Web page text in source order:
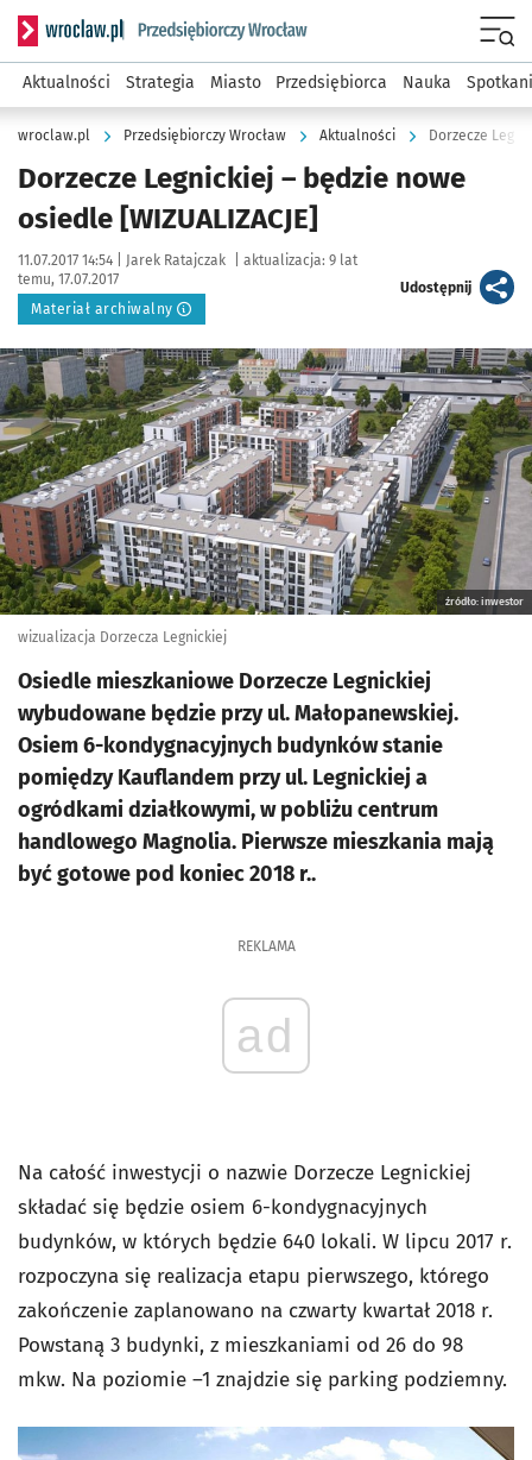
Serwis informacyjny wroclaw.pl podserwis: Strategia
Aktualności Strategia Miasto Przedsiębiorca Nauka
wroclaw.pl Przedsiębiorczy Wrocław Aktualności Dorzecze
Dorzecze Legnickiej – będzie nowe
osiedle [WIZUALIZACJE]
Data publikacji:
11.07.2017 14:54 | Autor:
Jarek Ratajczak aktualizacja: 9 lat
temu, 17.07.2017
Materiał archiwalny
Udostępnijartykuł
Kliknij, aby powiększyć
źródło: inwestor
wizualizacja Dorzecza Legnickiej
Osiedle mieszkaniowe Dorzecze Legnickiej
wybudowane będzie przy ul. Małopanewskiej.
Osiem 6-kondygnacyjnych budynków stanie
pomiędzy Kauflandem przy ul. Legnickiej a
ogródkami działkowymi, w pobliżu centrum
handlowego Magnolia. Pierwsze mieszkania mają
być gotowe pod koniec 2018 r..
REKLAMA
ad
Na całość inwestycji o nazwie Dorzecze Legnickiej
składać się będzie osiem 6-kondygnacyjnych
budynków, w których będzie 640 lokali. W lipcu 2017 r.
rozpoczyna się realizacja etapu pierwszego, którego
zakończenie zaplanowano na czwarty kwartał 2018 r.
Powstaną 3 budynki, z mieszkaniami od 26 do 98
mkw. Na poziomie –1 znajdzie się parking podziemny.